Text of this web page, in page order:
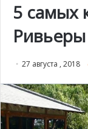
5 самых
Ривьеры
27 августа , 2018